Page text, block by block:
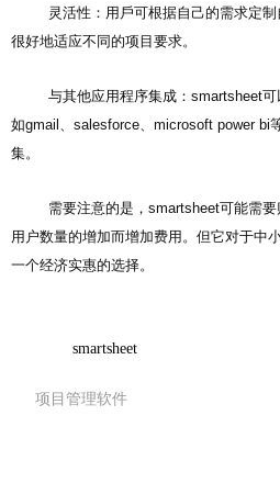
灵活性：用戶可根据自己的需求定
很好地适应不同的项目要求。
与其他应用程序集成：smartsheet
如gmail、salesforce、microsoft power bi
集。
需要注意的是，smartsheet可能需
用户数量的增加而增加费用。但它对于中
一个经济实惠的选择。
smartsheet
项目管理软件